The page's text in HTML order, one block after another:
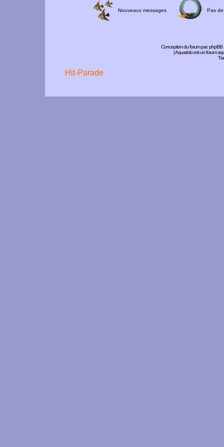
Nouveaux messages Pas
Conception du forum par:phpBB
| Aquariolo est un forum